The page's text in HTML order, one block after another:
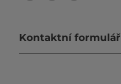
Kontaktní formulář